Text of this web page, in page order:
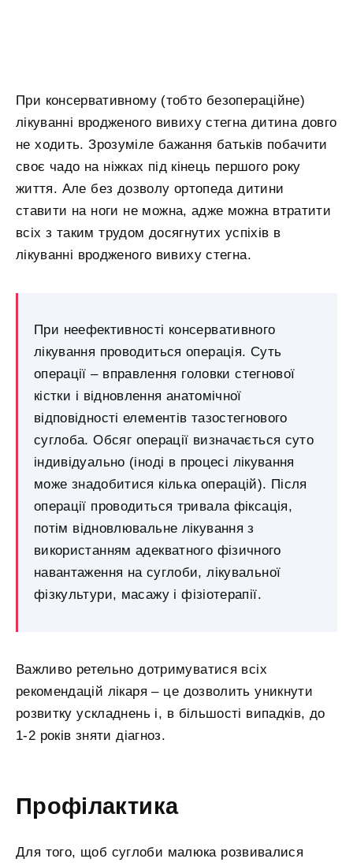
При консервативному (тобто безопераційне)
лікуванні вродженого вивиху стегна дитина довго
не ходить. Зрозуміле бажання батьків побачити
своє чадо на ніжках під кінець першого року
життя. Але без дозволу ортопеда дитини
ставити на ноги не можна, адже можна втратити
всіх з таким трудом досягнутих успіхів в
лікуванні вродженого вивиху стегна.
При неефективності консервативного
лікування проводиться операція. Суть
операції – вправлення головки стегнової
кістки і відновлення анатомічної
відповідності елементів тазостегнового
суглоба. Обсяг операції визначається суто
індивідуально (іноді в процесі лікування
може знадобитися кілька операцій). Після
операції проводиться тривала фіксація,
потім відновлювальне лікування з
використанням адекватного фізичного
навантаження на суглоби, лікувальної
фізкультури, масажу і фізіотерапії.
Важливо ретельно дотримуватися всіх
рекомендацій лікаря – це дозволить уникнути
розвитку ускладнень і, в більшості випадків, до
1-2 років зняти діагноз.
Профілактика
Для того, щоб суглоби малюка розвивалися